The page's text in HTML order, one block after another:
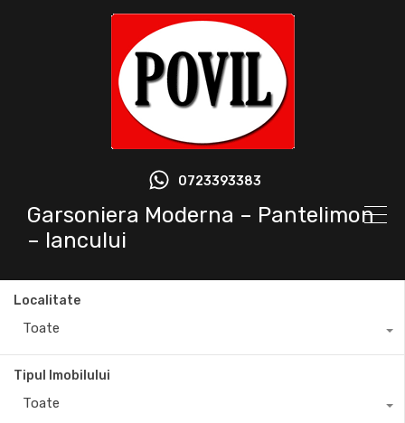
0723393383
Garsoniera Moderna – Pantelimon
– Iancului
Localitate
Toate
Tipul Imobilului
Toate